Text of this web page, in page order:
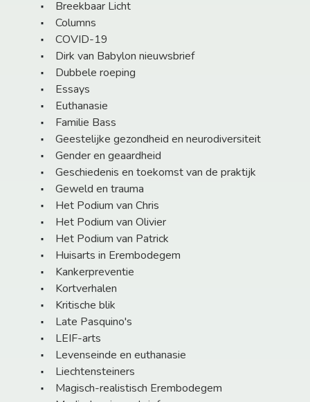
Breekbaar Licht
Columns
COVID-19
Dirk van Babylon nieuwsbrief
Dubbele roeping
Essays
Euthanasie
Familie Bass
Geestelijke gezondheid en neurodiversiteit
Gender en geaardheid
Geschiedenis en toekomst van de praktijk
Geweld en trauma
Het Podium van Chris
Het Podium van Olivier
Het Podium van Patrick
Huisarts in Erembodegem
Kankerpreventie
Kortverhalen
Kritische blik
Late Pasquino's
LEIF-arts
Levenseinde en euthanasie
Liechtensteiners
Magisch-realistisch Erembodegem